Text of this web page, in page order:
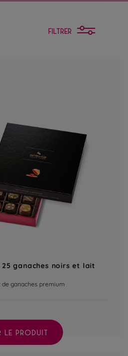
FILTRER
ganaches noirs et lait
ganaches premium
LE PRODUIT